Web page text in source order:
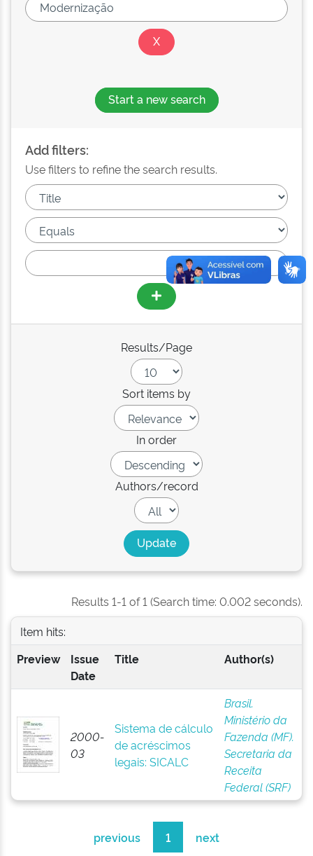
Start a new search
Add filters:
Use filters to refine the search results.
Results/Page
Sort items by
In order
Authors/record
Results 1-1 of 1 (Search time: 0.002 seconds).
Item hits:
Preview
Issue
Date
Title Author(s)
2000-
03
Sistema de cálculo
de acréscimos
legais: SICALC
Brasil.
Ministério da
Fazenda (MF).
Secretaria da
Receita
Federal (SRF)
previous 1 next